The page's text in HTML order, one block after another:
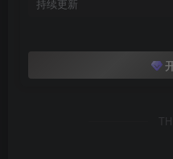
铭铭 Kizami – NO.033 君との
铭铭 Kizami – NO.031 ピンクナ
铭铭 Kizami – NO.030 写真
持续更新